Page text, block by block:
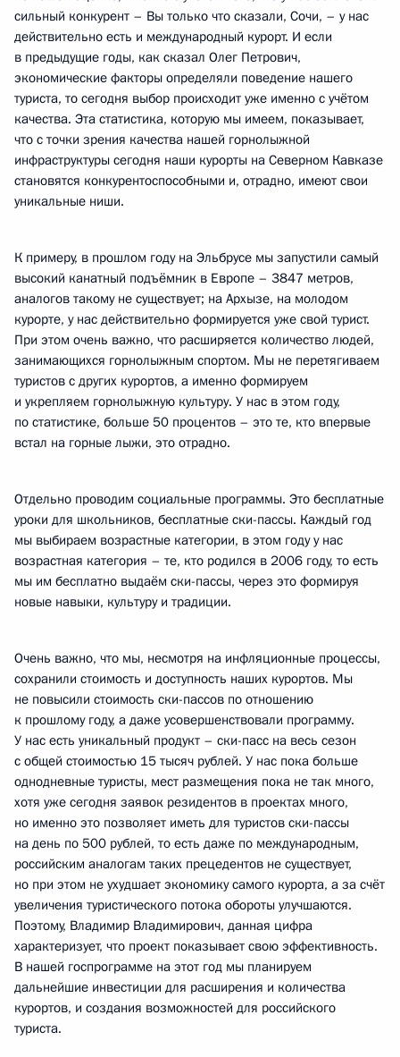
сильный конкурент – Вы только что сказали, Сочи, – у нас
действительно есть и международный курорт. И если
в предыдущие годы, как сказал Олег Петрович,
экономические факторы определяли поведение нашего
туриста, то сегодня выбор происходит уже именно с учётом
качества. Эта статистика, которую мы имеем, показывает,
что с точки зрения качества нашей горнолыжной
инфраструктуры сегодня наши курорты на Северном Кавказе
становятся конкурентоспособными и, отрадно, имеют свои
уникальные ниши.
К примеру, в прошлом году на Эльбрусе мы запустили самый
высокий канатный подъёмник в Европе – 3847 метров,
аналогов такому не существует; на Архызе, на молодом
курорте, у нас действительно формируется уже свой турист.
При этом очень важно, что расширяется количество людей,
занимающихся горнолыжным спортом. Мы не перетягиваем
туристов с других курортов, а именно формируем
и укрепляем горнолыжную культуру. У нас в этом году,
по статистике, больше 50 процентов – это те, кто впервые
встал на горные лыжи, это отрадно.
Отдельно проводим социальные программы. Это бесплатные
уроки для школьников, бесплатные ски-пассы. Каждый год
мы выбираем возрастные категории, в этом году у нас
возрастная категория – те, кто родился в 2006 году, то есть
мы им бесплатно выдаём ски-пассы, через это формируя
новые навыки, культуру и традиции.
Очень важно, что мы, несмотря на инфляционные процессы,
сохранили стоимость и доступность наших курортов. Мы
не повысили стоимость ски-пассов по отношению
к прошлому году, а даже усовершенствовали программу.
У нас есть уникальный продукт – ски-пасс на весь сезон
с общей стоимостью 15 тысяч рублей. У нас пока больше
однодневные туристы, мест размещения пока не так много,
хотя уже сегодня заявок резидентов в проектах много,
но именно это позволяет иметь для туристов ски-пассы
на день по 500 рублей, то есть даже по международным,
российским аналогам таких прецедентов не существует,
но при этом не ухудшает экономику самого курорта, а за счёт
увеличения туристического потока обороты улучшаются.
Поэтому, Владимир Владимирович, данная цифра
характеризует, что проект показывает свою эффективность.
В нашей госпрограмме на этот год мы планируем
дальнейшие инвестиции для расширения и количества
курортов, и создания возможностей для российского
туриста.